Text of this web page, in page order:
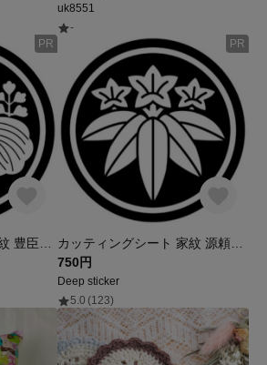
uk8551
-
PR
PR
750円
Deep sticker
5.0 (123)